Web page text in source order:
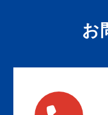
お